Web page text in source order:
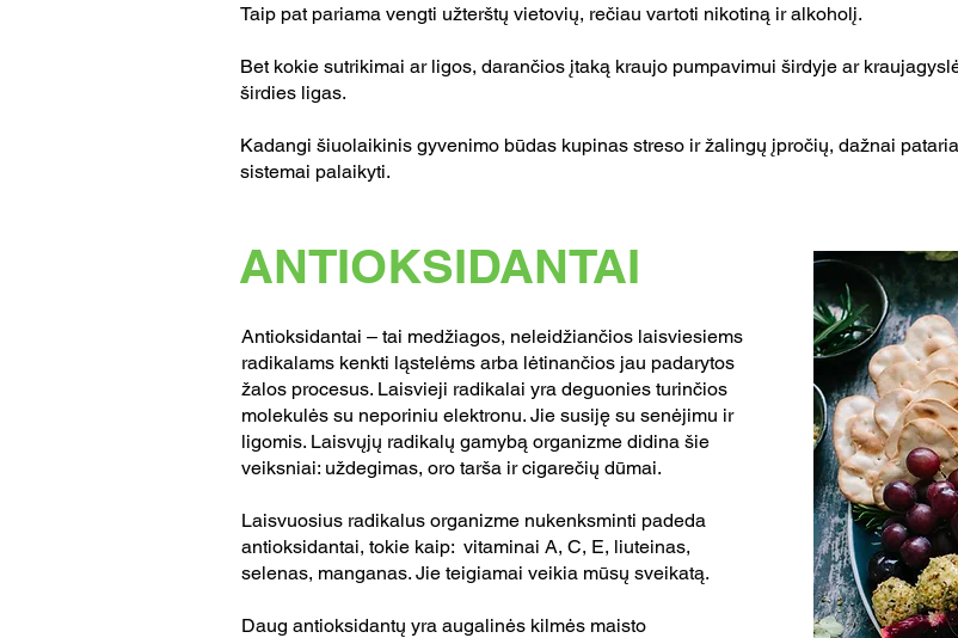
Taip pat pariama vengti užterštų vietovių, rečiau vartoti nikotiną ir alkoholį.
Bet kokie sutrikimai ar ligos, darančios įtaką kraujo pumpavimui širdyje ar
širdies ligas.
Kadangi šiuolaikinis gyvenimo būdas kupinas streso ir žalingų įpročių, dažnai
sistemai palaikyti.
ANTIOKSIDANTAI
Antioksidantai – tai medžiagos, neleidžiančios laisviesiems
radikalams kenkti ląstelėms arba lėtinančios jau padarytos
žalos procesus. Laisvieji radikalai yra deguonies turinčios
molekulės su neporiniu elektronu. Jie susiję su senėjimu ir
ligomis. Laisvųjų radikalų gamybą organizme didina šie
veiksniai: uždegimas, oro tarša ir cigarečių dūmai.
Laisvuosius radikalus organizme nukenksminti padeda
antioksidantai, tokie kaip: vitaminai A, C, E, liuteinas,
selenas, manganas. Jie teigiamai veikia mūsų sveikatą.
Daug antioksidantų yra augalinės kilmės maisto